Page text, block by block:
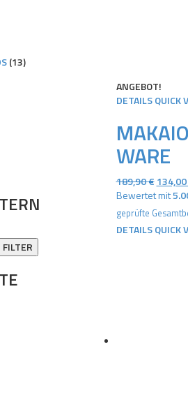
ANGEBOT!
DETAILS QUICK
WARE
189,90€
PREIS
WAR:
134,00
Bewertet mit
geprüfte
DETAILS QUICK
(13)
FILTER